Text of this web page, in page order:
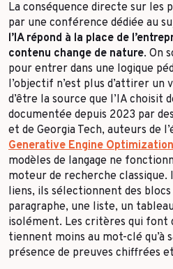
La conséquence directe sur les
par une conférence dédiée au
l’IA répond à la place de
contenu change de nature. On
pour entrer dans une logique
l’objectif n’est plus d’attirer un
d’être la source que l’IA choisit
documentée depuis 2023 par
et de Georgia Tech, auteurs de
Generative Engine
modèles de langage ne
moteur de recherche classique.
liens, ils sélectionnent des
paragraphe, une liste, un
isolément. Les critères qui font
tiennent moins au mot-clé qu’à
présence de preuves chiffrées